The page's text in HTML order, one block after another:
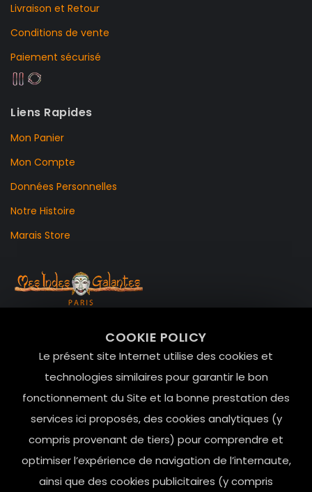
COOKIE POLICY
Le présent site Internet utilise des cookies et
technologies similaires pour garantir le bon
fonctionnement du Site et la bonne prestation des
services ici proposés, des cookies analytiques (y
compris provenant de tiers) pour comprendre et
optimiser l’expérience de navigation de l’internaute,
ainsi que des cookies publicitaires (y compris
Livraison et Retour
Conditions de vente
Paiement sécurisé
Liens Rapides
Mon Panier
Mon Compte
Données Personnelles
Notre Histoire
Marais Store
Le Marais, 75004 Paris
contact@mesindesgalantes.com
01.42.72.42.51